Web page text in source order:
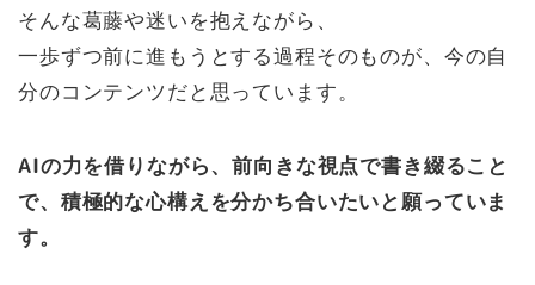
そんな葛藤や迷いを抱えながら、
一歩ずつ前に進もうとする過程そのものが、今の自
分のコンテンツだと思っています。
AIの力を借りながら、前向きな視点で書き綴ること
で、積極的な心構えを分かち合いたいと願っていま
す。